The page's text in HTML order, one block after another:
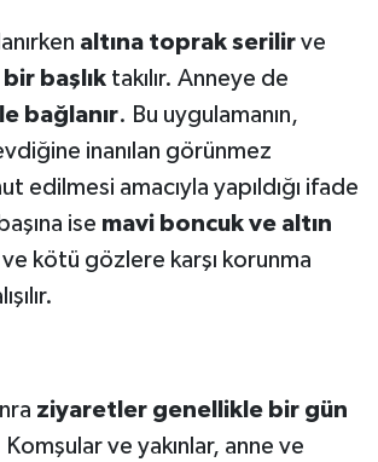
altına toprak serilirve
bir başlıktakılır. Anneye de
bağlanır. Bu uygulamanın,
inanılan görünmez
edilmesi amacıyla yapıldığı ifade
ise mavi boncuk ve altın
ve kötü gözlere karşı korunma
ziyaretler genellikle bir gün
Komşular ve yakınlar, anne ve